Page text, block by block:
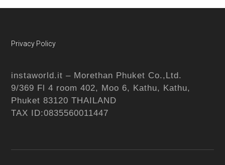
Footer
Privacy Policy
instaworld.it – Morethan Phuket Co.,Ltd.
9/369 Fl 4 room 402, Moo 6, Kathu, Kathu,
Phuket 83120 THAILAND
TAX ID:0835560011447